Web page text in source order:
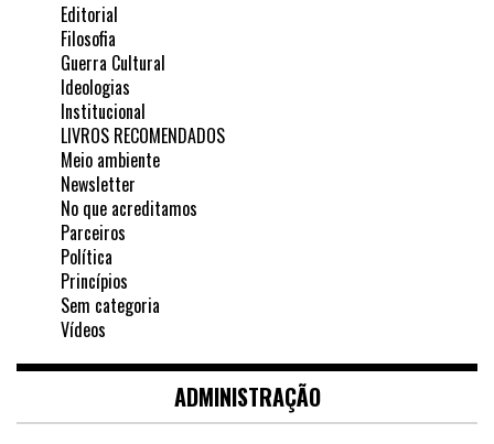
Editorial
Filosofia
Guerra Cultural
Ideologias
Institucional
LIVROS RECOMENDADOS
Meio ambiente
Newsletter
No que acreditamos
Parceiros
Política
Princípios
Sem categoria
Vídeos
ADMINISTRAÇÃO